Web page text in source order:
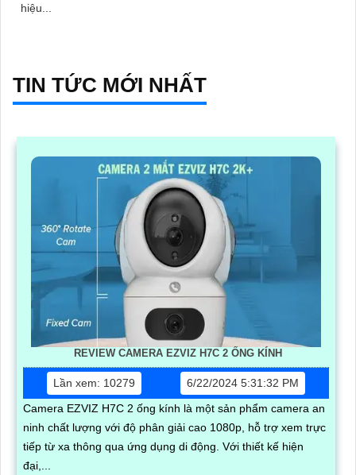
hiệu...
TIN TỨC MỚI NHẤT
REVIEW CAMERA EZVIZ H7C 2 ỐNG KÍNH
Lần xem: 10279
6/22/2024 5:31:32 PM
Camera EZVIZ H7C 2 ống kính là một sản phẩm camera an
ninh chất lượng với độ phân giải cao 1080p, hỗ trợ xem trực
tiếp từ xa thông qua ứng dụng di động. Với thiết kế hiện
đại,...